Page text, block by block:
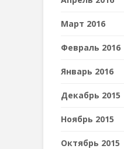
Март 2016
Февраль 2016
Январь 2016
Декабрь 2015
Ноябрь 2015
Октябрь 2015